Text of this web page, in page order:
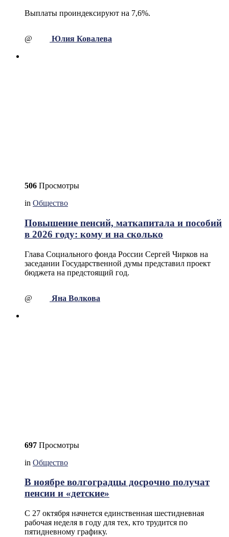
Выплаты проиндексируют на 7,6%.
@ Юлия Ковалева
506 Просмотры
in Общество
Повышение пенсий, маткапитала и пособий
в 2026 году: кому и на сколько
Глава Социального фонда России Сергей Чирков на
заседании Государственной думы представил проект
бюджета на предстоящий год.
@ Яна Волкова
697 Просмотры
in Общество
В ноябре волгоградцы досрочно получат
пенсии и «детские»
С 27 октября начнется единственная шестидневная
рабочая неделя в году для тех, кто трудится по
пятидневному графику.